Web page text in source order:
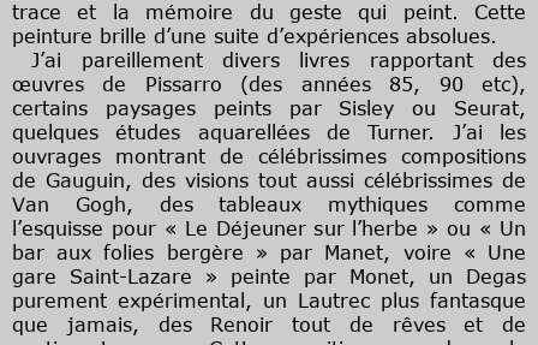
trace et la mémoire du geste qui peint. Cette
peinture brille d’une suite d’expériences absolues.
J’ai pareillement divers livres rapportant des
œuvres de Pissarro (des années 85, 90 etc),
certains paysages peints par Sisley ou Seurat,
quelques études aquarellées de Turner. J’ai les
ouvrages montrant de célébrissimes compositions
de Gauguin, des visions tout aussi célébrissimes de
Van Gogh, des tableaux mythiques comme
l’esquisse pour « Le Déjeuner sur l’herbe » ou « Un
bar aux folies bergère » par Manet, voire « Une
gare Saint-Lazare » peinte par Monet, un Degas
purement expérimental, un Lautrec plus fantasque
que jamais, des Renoir tout de rêves et de